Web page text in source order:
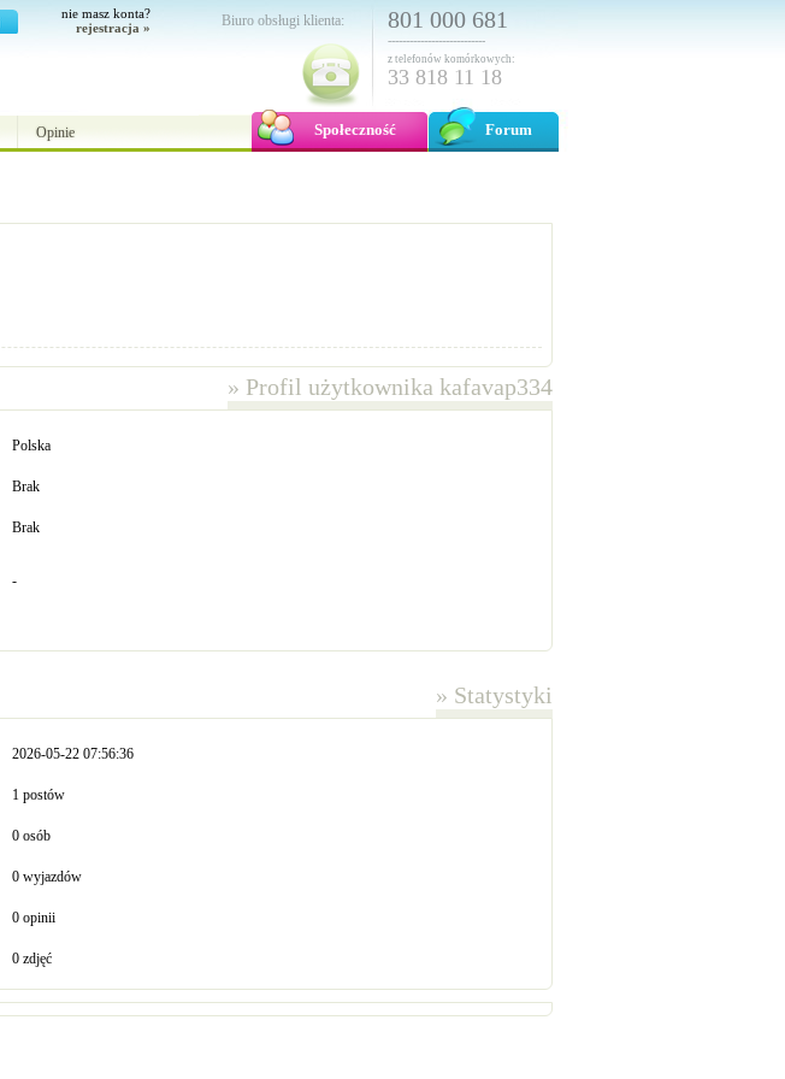
nie masz konta?
rejestracja »
Biuro obsługi klienta: 801 000 681
---------------------------
z telefonów komórkowych:
33 818 11 18
Opinie Forum
Społeczność
» Profil użytkownika kafavap334
Polska
Brak
Brak
-
» Statystyki
2026-05-22 07:56:36
1 postów
0 osób
0 wyjazdów
0 opinii
0 zdjęć